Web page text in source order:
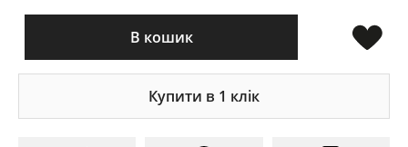
В кошик
Купити в 1 клік